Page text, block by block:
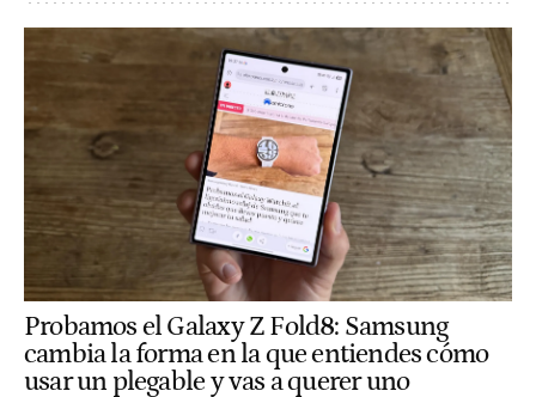
Probamos el Galaxy Z Fold8: Samsung
cambia la forma en la que entiendes cómo
usar un plegable y vas a querer uno